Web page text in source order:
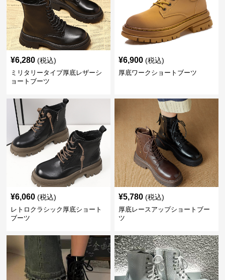
¥6,280 (税込)
ミリタリータイプ厚底レザーシ
ョートブーツ
¥6,900 (税込)
厚底ワークショートブーツ
¥6,060 (税込)
レトロクラシック厚底ショート
ブーツ
¥5,780 (税込)
厚底レースアップショートブー
ツ